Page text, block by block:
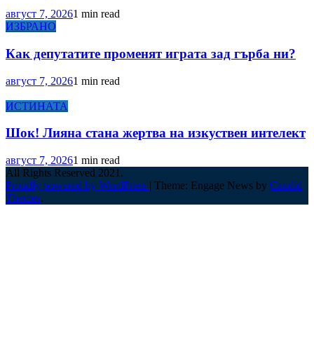
август 7, 20261 min read
ИЗБРАНО
Как депутатите променят играта зад гърба ни?
август 7, 20261 min read
ИСТИНАТА
Шок! Лияна стана жертва на изкуствен интелект
август 7, 20261 min read
All Rights Reserved 2021.
Proudly powered by WordPress | Theme: Engage News by Candid
Themes.